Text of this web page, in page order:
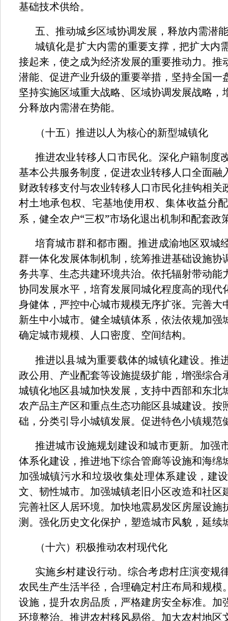
基础技术供给。
五、推动城乡区域协调发展，释放内需潜能
城镇化是扩大内需的重要支撑，把扩大内
接起来，使之成为经济发展的重要推动力。推
潜能、促进产业升级的重要举措，坚持全国一
坚持实施区域重大战略、区域协调发展战略，
分释放内需潜在势能。
（十五）推进以人为核心的新型城镇化
推进农业转移人口市民化。深化户籍制度
基本公共服务制度，促进农业转移人口全面融
财政转移支付与农业转移人口市民化挂钩相关
村土地承包权、宅基地使用权、集体收益分
系，健全农户“三权”市场化退出机制和配套政
培育城市群和都市圈。推进成渝地区双城
群一体化发展体制机制，统筹推进基础设施协
务共享、生态共建环境共治。依托辐射带动能
协同发展水平，培育发展同城化程度高的现代
身健体，严控中心城市规模无序扩张。完善大
新生中小城市。健全城镇体系，依法依规加强
确定城市规模、人口密度、空间结构。
推进以县城为重要载体的城镇化建设。推
政公用、产业配套等设施提级扩能，增强综合
城镇化地区县城加快发展，支持中西部和东北
农产品主产区和重点生态功能区县城建设。按
础，分类引导小城镇发展。促进特色小镇规范
推进城市设施规划建设和城市更新。加强
体系化建设，推进地下综合管廊等设施和海绵
加强城镇污水和垃圾收集处理体系建设，建
文、韧性城市。加强城镇老旧小区改造和社区
完善社区人居环境。加快地震易发区房屋设施
测。强化历史文化保护，塑造城市风貌，延续
（十六）积极推动农村现代化
实施乡村建设行动。综合考虑村庄演变规
农民生产生活半径，合理确定村庄布局和规模
设施，提升农房品质，严格建房安全标准。加
环境整治。推进农村移风易俗。加大农村地区